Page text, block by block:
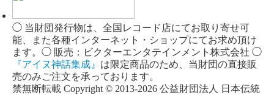
◯ 当財団発行物は、全国レコード店にてお取り寄せ可
能、また各種インターネット・ショップにてお求め頂け
ます。◯ 販売：ビクターエンタテインメント株式会社 ◯
『アイヌ神話集成』 は限定商品のため、当財団の直接販
売のみご注文を承っております。
禁無断転載 Copyright © 2013-2026 公益財団法人 日本伝統